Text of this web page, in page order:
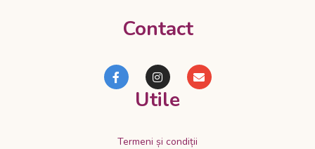
Contact
Utile
Termeni și condiții